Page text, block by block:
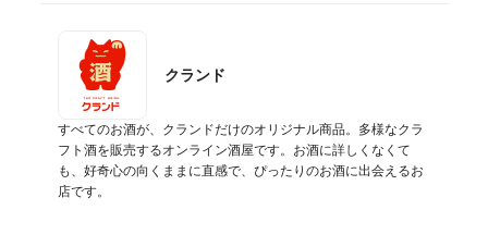
クランド
すべてのお酒が、クランドだけのオリジナル商品。多様なクラ
フト酒を販売するオンライン酒屋です。お酒に詳しくなくて
も、好奇心の向くままに直感で、ぴったりのお酒に出会えるお
店です。